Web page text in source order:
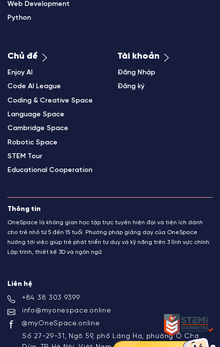
Web Development
Python
Chủ đề
Enjoy AI
Code AI League
Coding & Creative Space
Language Space
Cambridge Space
Robotic Space
STEM Tour
Educational Cooperation
Tài khoản
Đăng Nhập
Đăng ký
Thông tin
OneSpace là không gian học tập trực tuyến hiện đại và tiện ích dành
cho trẻ nhỏ từ 5 đến 15 tuổi. Phương pháp giảng dạy của OneSpace
hướng tới việc giúp trẻ phát triển tư duy và kỹ năng trên 3 lĩnh vực chính:
Lập trình, thiết kế 3D và ngôn ngữ.
Liên hệ
+84 38 303 9399
info@myonespace.online
@myOneSpace.online
Số 27-29-31, Ngõ 59, phố Láng Hạ, phường Ô Chợ